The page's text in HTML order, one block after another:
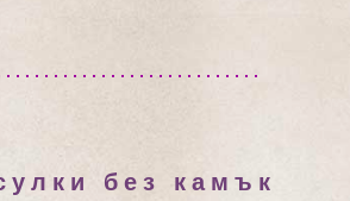
без камък